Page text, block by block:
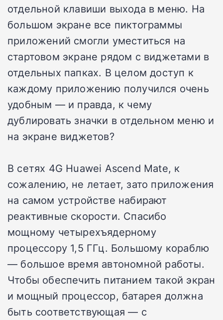
отдельной клавиши выхода в меню. На
большом экране все пиктограммы
приложений смогли уместиться на
стартовом экране рядом с виджетами в
отдельных папках. В целом доступ к
каждому приложению получился очень
удобным — и правда, к чему
дублировать значки в отдельном меню и
на экране виджетов?
В сетях 4G Huawei Ascend Mate, к
сожалению, не летает, зато приложения
на самом устройстве набирают
реактивные скорости. Спасибо
мощному четырехъядерному
процессору 1,5 ГГц. Большому кораблю
— большое время автономной работы.
Чтобы обеспечить питанием такой экран
и мощный процессор, батарея должна
быть соответствующая — с